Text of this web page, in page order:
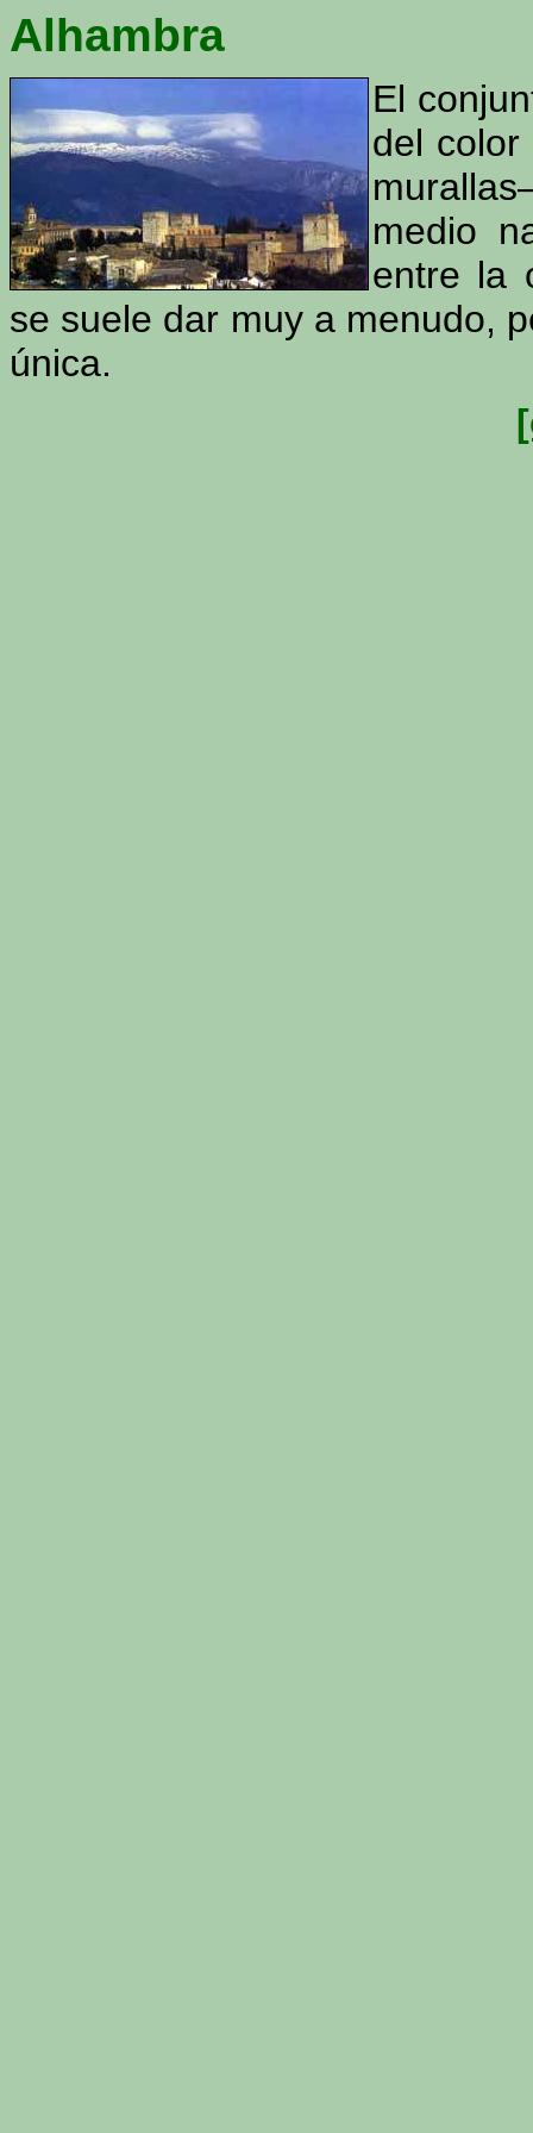
Alhambra
El
del
medio
entre la
se suele dar muy a menudo,
única.